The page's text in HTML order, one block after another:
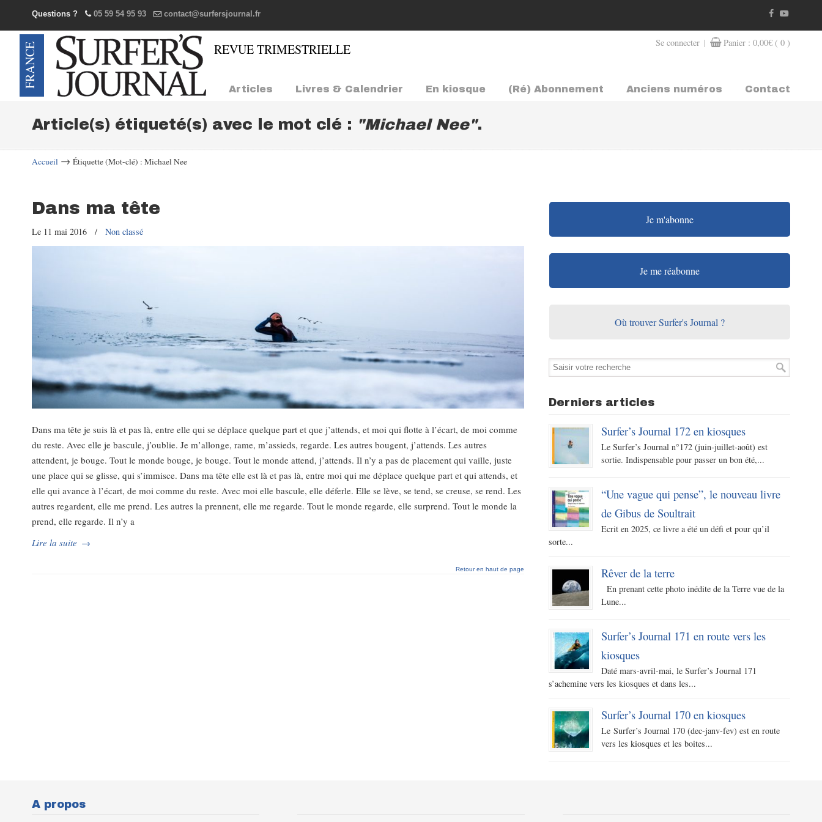
Questions ? 05 59 54 95 93 contact@surfersjournal.fr
Se connecter | Panier : 0,00€ ( 0 )
Articles Livres & Calendrier En kiosque (Ré) Abonnement Anciens numéros Contact
Navigation
Article(s) étiqueté(s) avec le mot clé : "Michael Nee".
Accueil → Étiquette (Mot-clé) : Michael Nee
Dans ma tête
Le 11 mai 2016 / Non classé
Dans ma tête je suis là et pas là, entre elle qui se déplace quelque part et que j’attends, et moi qui flotte à l’écart, de moi comme
du reste. Avec elle je bascule, j’oublie. Je m’allonge, rame, m’assieds, regarde. Les autres bougent, j’attends. Les autres
attendent, je bouge. Tout le monde bouge, je bouge. Tout le monde attend, j’attends. Il n’y a pas de placement qui vaille, juste
une place qui se glisse, qui s’immisce. Dans ma tête elle est là et pas là, entre moi qui me déplace quelque part et qui attends, et
elle qui avance à l’écart, de moi comme du reste. Avec moi elle bascule, elle déferle. Elle se lève, se tend, se creuse, se rend. Les
autres regardent, elle me prend. Les autres la prennent, elle me regarde. Tout le monde regarde, elle surprend. Tout le monde la
prend, elle regarde. Il n’y a
Lire la suite →
Retour en haut de page
Je m'abonne
Je me réabonne
Où trouver Surfer's Journal ?
Derniers articles
Surfer’s Journal 172 en kiosques
Le Surfer’s Journal n°172 (juin-juillet-août) est
sortie. Indispensable pour passer un bon été,...
“Une vague qui pense”, le nouveau livre
de Gibus de Soultrait
Ecrit en 2025, ce livre a été un défi et pour qu’il
sorte...
Rêver de la terre
En prenant cette photo inédite de la Terre vue de la
Lune...
Surfer’s Journal 171 en route vers les
kiosques
Daté mars-avril-mai, le Surfer’s Journal 171
s’achemine vers les kiosques et dans les...
Surfer’s Journal 170 en kiosques
Le Surfer’s Journal 170 (dec-janv-fev) est en route
vers les kiosques et les boites...
A propos